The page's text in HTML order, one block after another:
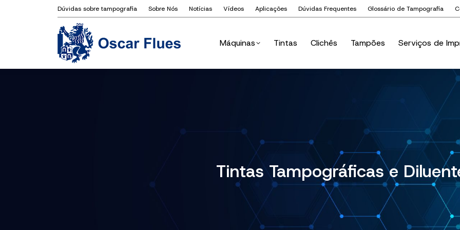
Dúvidas sobre tampografia Sobre Nós Notícias Vídeos Aplicações Dúvidas Frequentes Glossário de Tampografia
Máquinas Tintas Clichês Tampões Serviços de
Tintas Tampográficas e